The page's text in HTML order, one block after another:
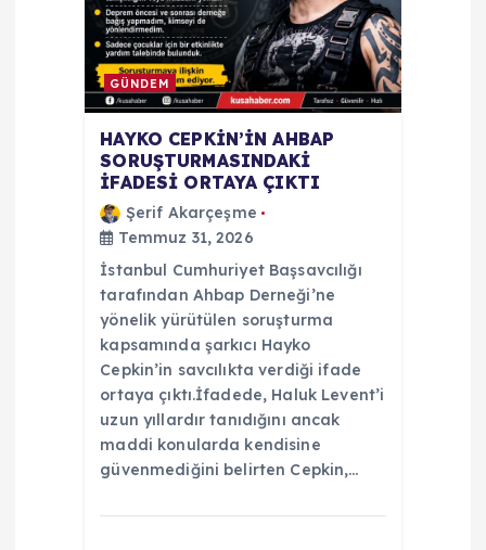
GÜNDEM
HAYKO CEPKİN’İN AHBAP
SORUŞTURMASINDAKİ
İFADESİ ORTAYA ÇIKTI
Şerif Akarçeşme
Temmuz 31, 2026
İstanbul Cumhuriyet Başsavcılığı
tarafından Ahbap Derneği’ne
yönelik yürütülen soruşturma
kapsamında şarkıcı Hayko
Cepkin’in savcılıkta verdiği ifade
ortaya çıktı.İfadede, Haluk Levent’i
uzun yıllardır tanıdığını ancak
maddi konularda kendisine
güvenmediğini belirten Cepkin,…